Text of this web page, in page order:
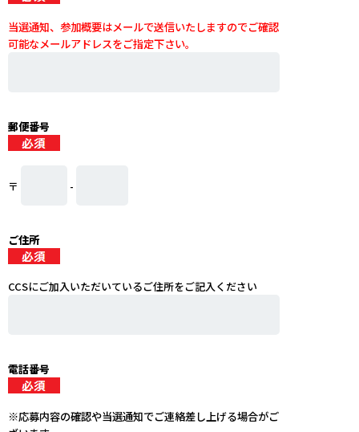
当選通知、参加概要はメールで送信いたしますのでご確認
可能なメールアドレスをご指定下さい。
郵便番号
〒 -
ご住所
CCSにご加入いただいているご住所をご記入ください
電話番号
※応募内容の確認や当選通知でご連絡差し上げる場合がご